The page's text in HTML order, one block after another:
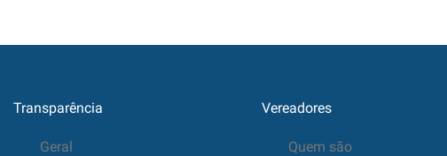
Transparência
Geral
Vereadores
Quem são